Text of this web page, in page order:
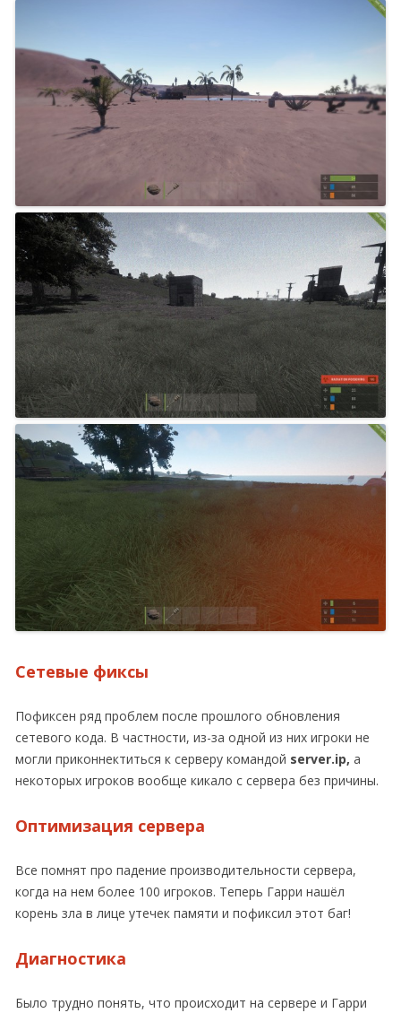
Сетевые фиксы
Пофиксен ряд проблем после прошлого обновления
сетевого кода. В частности, из-за одной из них игроки не
могли приконнектиться к серверу командой server.ip, а
некоторых игроков вообще кикало с сервера без причины.
Оптимизация сервера
Все помнят про падение производительности сервера,
когда на нем более 100 игроков. Теперь Гарри нашёл
корень зла в лице утечек памяти и пофиксил этот баг!
Диагностика
Было трудно понять, что происходит на сервере и Гарри